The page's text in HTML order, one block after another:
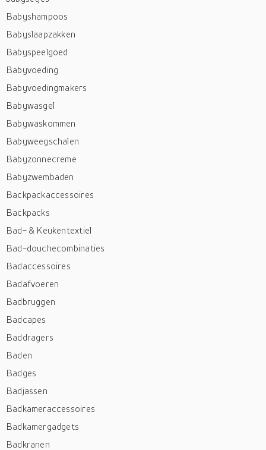
Babyshampoos
Babyslaapzakken
Babyspeelgoed
Babyvoeding
Babyvoedingmakers
Babywasgel
Babywaskommen
Babyweegschalen
Babyzonnecreme
Babyzwembaden
Backpackaccessoires
Backpacks
Bad- & Keukentextiel
Bad-douchecombinaties
Badaccessoires
Badafvoeren
Badbruggen
Badcapes
Baddragers
Baden
Badges
Badjassen
Badkameraccessoires
Badkamergadgets
Badkranen